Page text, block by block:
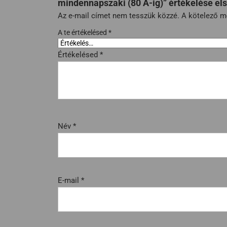
mindennapszaki (80 A-ig)” értékelése
Az e-mail címet nem tesszük közzé. A kötelező
A te értékelésed *
Értékelésed *
Név *
E-mail *